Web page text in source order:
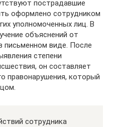
пострадавшие
оформлено сотрудником
уполномоченных лиц. В
объяснений от
письменном виде. После
степени
он составляет
правонарушения, который
сотрудника